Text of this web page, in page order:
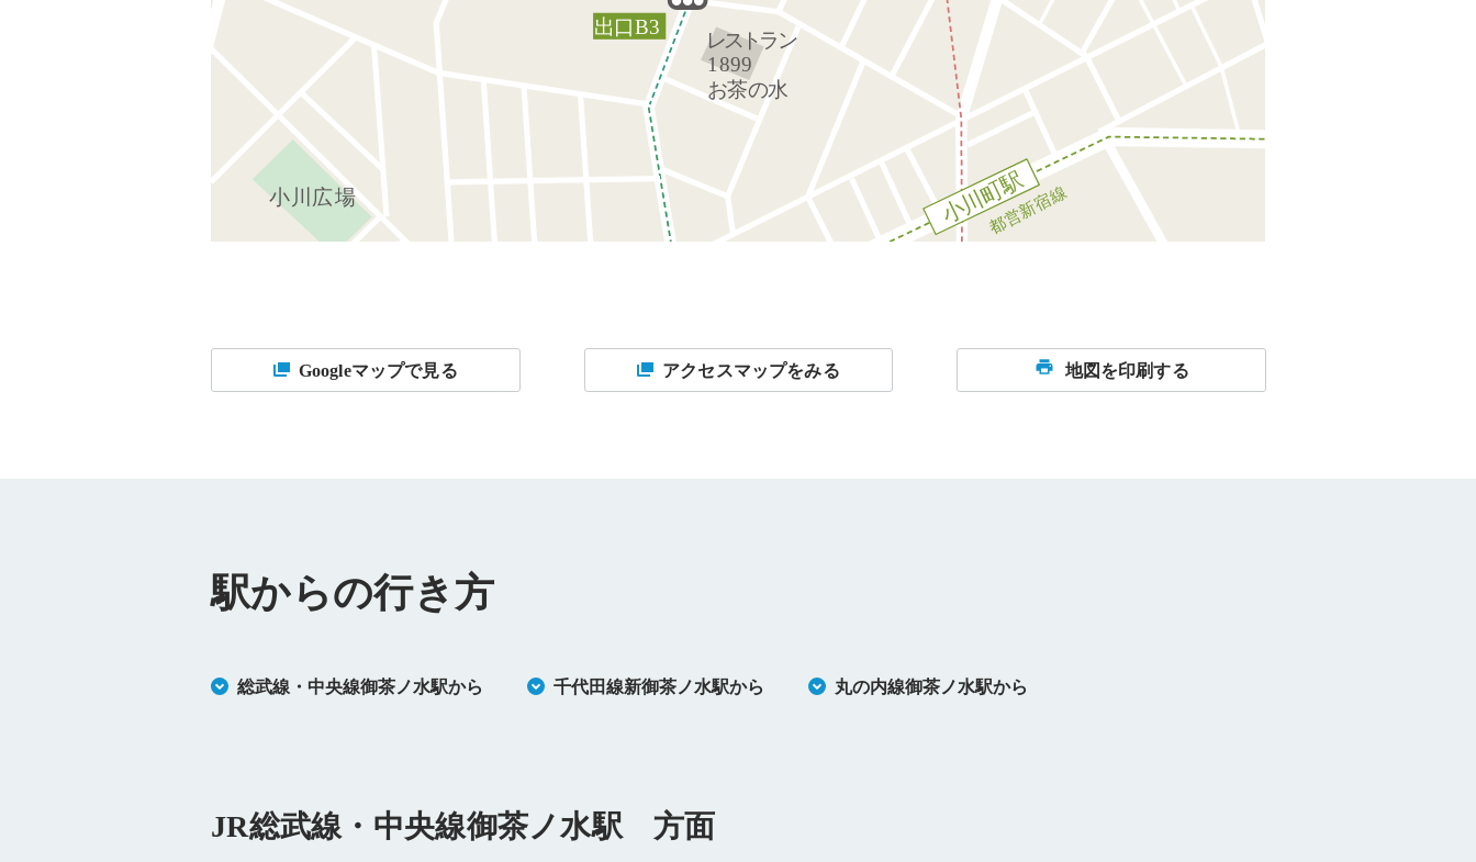
Googleマップで見る アクセスマップをみる 地図を印刷する
駅からの行き方
総武線・中央線御茶ノ水駅から 千代田線新御茶ノ水駅から 丸の内線御茶ノ水駅から
JR総武線・中央線御茶ノ水駅 方面